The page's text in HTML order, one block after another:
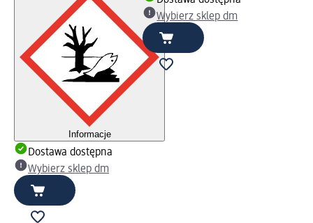
Informacje
Dostawa dostępna
Wybierz sklep dm
Wybierz sklep dm